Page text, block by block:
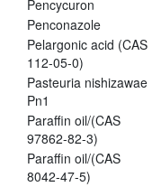
Pencycuron
Penconazole
Pelargonic acid (CAS
112-05-0)
Pasteuria nishizawae
Pn1
Paraffin oil/(CAS
97862-82-3)
Paraffin oil/(CAS
8042-47-5)